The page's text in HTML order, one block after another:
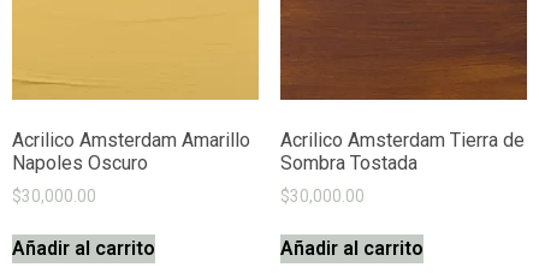
Acrilico Amsterdam Amarillo
Napoles Oscuro
$30,000.00
Añadir al carrito
Acrilico Amsterdam Tierra de
Sombra Tostada
$30,000.00
Añadir al carrito